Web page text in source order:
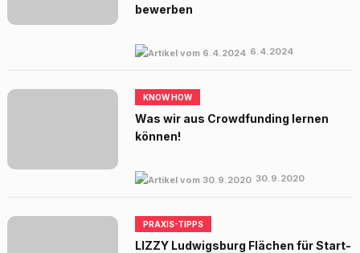
bewerben
6.4.2024
KNOW HOW
Was wir aus Crowdfunding lernen
können!
30.9.2020
PRAXIS-TIPPS
LIZZY Ludwigsburg Flächen für Start-